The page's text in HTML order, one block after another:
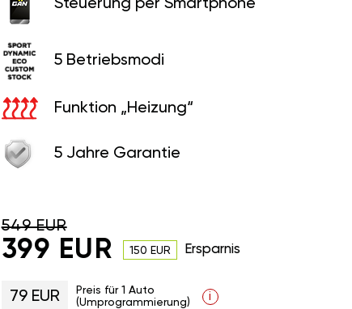
Steuerung per Smartphone
5 Betriebsmodi
Funktion „Heizung“
5 Jahre Garantie
549 EUR
399 EUR 150 EUR Ersparnis
79 EUR
Preis für 1 Auto
(Umprogrammierung)
i